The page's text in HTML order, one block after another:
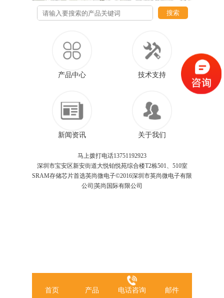
搜索
产品中心 技术支持
新闻资讯 关于我们
马上拨打电话13751192923
深圳市宝安区新安街道大悦铂悦苑综合楼T2栋501、510室
SRAM存储芯片首选英尚微电子©2016深圳市英尚微电子有限
公司|英尚国际有限公司
首页 产品 电话咨询 邮件